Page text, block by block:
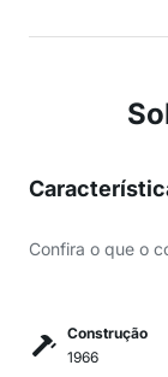
Confira o que o
Construção
1966